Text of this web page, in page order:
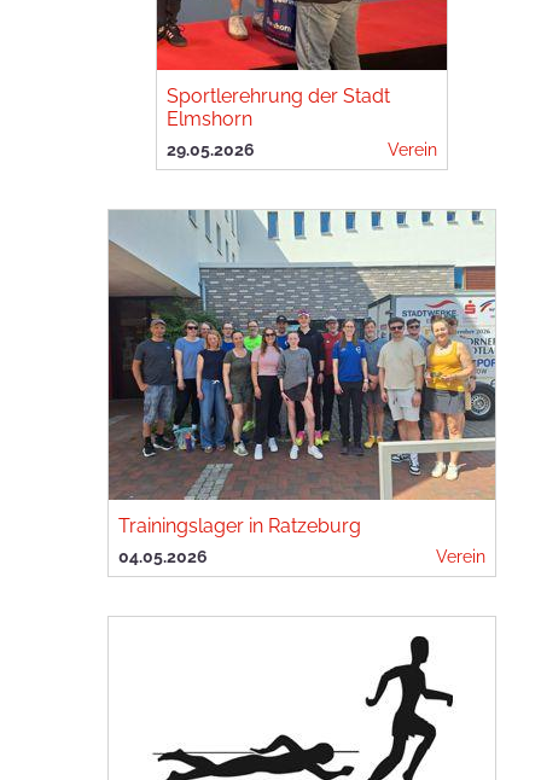
Sportlerehrung der Stadt
Elmshorn
29.05.2026 Verein
Trainingslager in Ratzeburg
04.05.2026 Verein